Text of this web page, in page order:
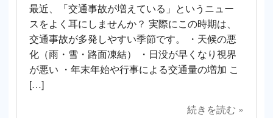
最近、「交通事故が増えている」というニュー
スをよく耳にしませんか？ 実際にこの時期は、
交通事故が多発しやすい季節です。 ・天候の悪
化（雨・雪・路面凍結） ・日没が早くなり視界
が悪い ・年末年始や行事による交通量の増加 こ
[…]
続きを読む »